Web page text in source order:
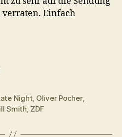
Einfach
Night, Oliver Pocher,
Smith, ZDF